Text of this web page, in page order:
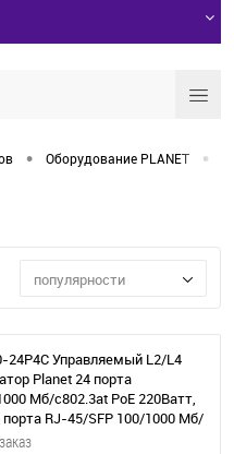
• Оборудование PLANET •
популярности
24P4C Управляемый L2/L4
Planet 24 порта
Мб/с802.3at PoE 220Ватт,
порта RJ-45/SFP 100/1000 Мб/